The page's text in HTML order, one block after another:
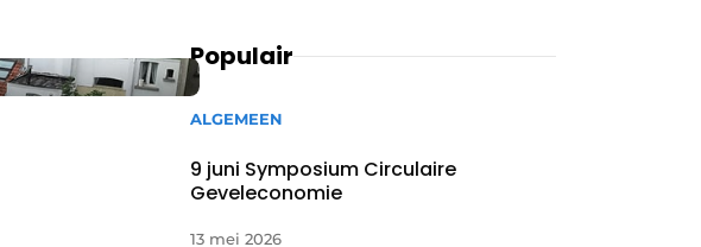
geveltechniek, veiligheid
Populair
ALGEMEEN
9 juni Symposium Circulaire
Geveleconomie
13 mei 2026